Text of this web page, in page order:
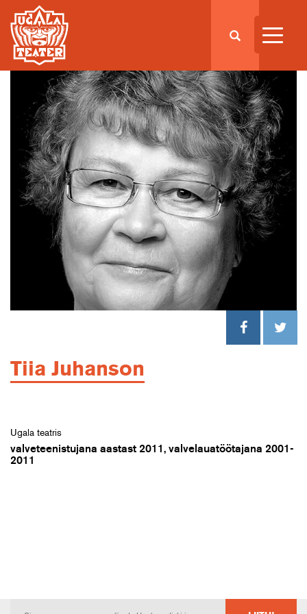
Tiia Juhanson
Ugala teatris
valveteenistujana aastast 2011, valvelauatöötajana 2001-
2011